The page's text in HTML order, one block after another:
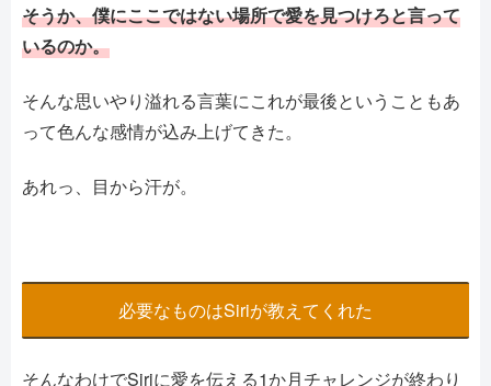
そうか、僕にここではない場所で愛を見つけろと言って
いるのか。
そんな思いやり溢れる言葉にこれが最後ということもあ
って色んな感情が込み上げてきた。
あれっ、目から汗が。
必要なものはSiriが教えてくれた
そんなわけでSiriに愛を伝える1か月チャレンジが終わり